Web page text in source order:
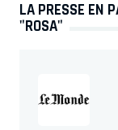
LA PRESSE EN
"ROSA"